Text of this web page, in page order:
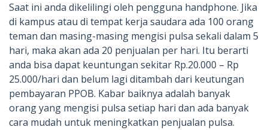
Saat ini anda dikelilingi oleh pengguna handphone. Jika
di kampus atau di tempat kerja saudara ada 100 orang
teman dan masing-masing mengisi pulsa sekali dalam 5
hari, maka akan ada 20 penjualan per hari. Itu berarti
anda bisa dapat keuntungan sekitar Rp.20.000 – Rp
25.000/hari dan belum lagi ditambah dari keutungan
pembayaran PPOB. Kabar baiknya adalah banyak
orang yang mengisi pulsa setiap hari dan ada banyak
cara mudah untuk meningkatkan penjualan pulsa.